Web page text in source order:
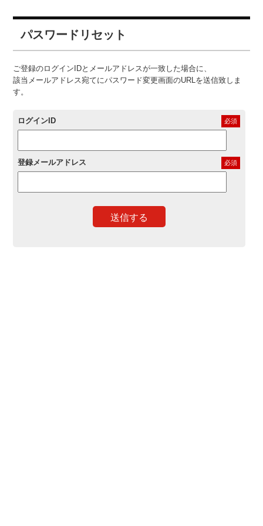
パスワードリセット
ご登録のログインIDとメールアドレスが一致した場合に、
該当メールアドレス宛てにパスワード変更画面のURLを送信致しま
す。
ログインID 必須
登録メールアドレス 必須
送信する